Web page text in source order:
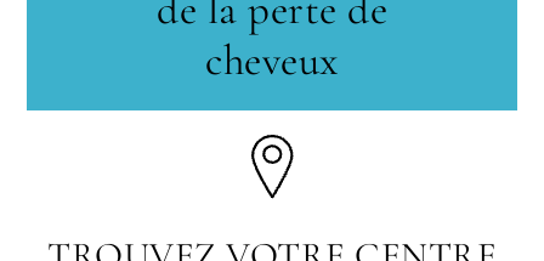
de la perte de
cheveux